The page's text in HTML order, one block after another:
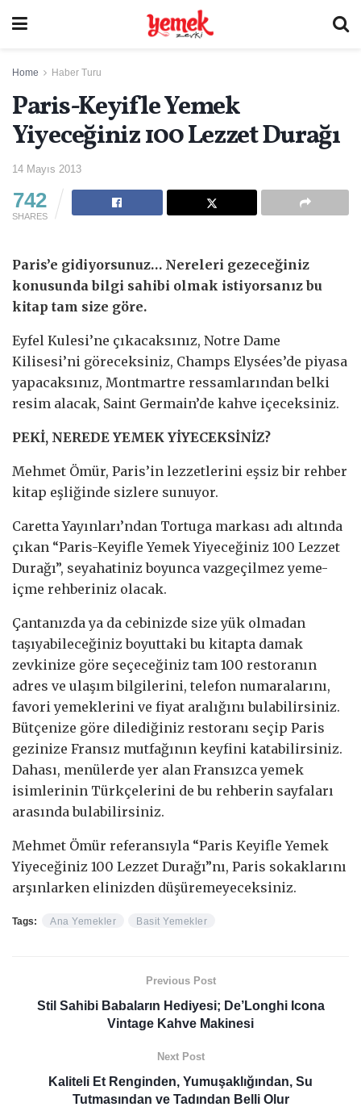
Home Haber Turu
Paris-Keyifle Yemek
Yiyeceğiniz 100 Lezzet Durağı
14 Mayıs 2013
742
SHARES
Paris’e gidiyorsunuz… Nereleri gezeceğiniz
konusunda bilgi sahibi olmak istiyorsanız bu
kitap tam size göre.
Eyfel Kulesi’ne çıkacaksınız, Notre Dame
Kilisesi’ni göreceksiniz, Champs Elysées’de piyasa
yapacaksınız, Montmartre ressamlarından belki
resim alacak, Saint Germain’de kahve içeceksiniz.
PEKİ, NEREDE YEMEK YİYECEKSİNİZ?
Mehmet Ömür, Paris’in lezzetlerini eşsiz bir rehber
kitap eşliğinde sizlere sunuyor.
Caretta Yayınları’ndan Tortuga markası adı altında
çıkan “Paris-Keyifle Yemek Yiyeceğiniz 100 Lezzet
Durağı”, seyahatiniz boyunca vazgeçilmez yeme-
içme rehberiniz olacak.
Çantanızda ya da cebinizde size yük olmadan
taşıyabileceğiniz boyuttaki bu kitapta damak
zevkinize göre seçeceğiniz tam 100 restoranın
adres ve ulaşım bilgilerini, telefon numaralarını,
favori yemeklerini ve fiyat aralığını bulabilirsiniz.
Bütçenize göre dilediğiniz restoranı seçip Paris
gezinize Fransız mutfağının keyfini katabilirsiniz.
Dahası, menülerde yer alan Fransızca yemek
isimlerinin Türkçelerini de bu rehberin sayfaları
arasında bulabilirsiniz.
Mehmet Ömür referansıyla “Paris Keyifle Yemek
Yiyeceğiniz 100 Lezzet Durağı”nı, Paris sokaklarını
arşınlarken elinizden düşüremeyeceksiniz.
Tags: Ana Yemekler Basit Yemekler
Previous Post
Stil Sahibi Babaların Hediyesi; De’Longhi Icona
Vintage Kahve Makinesi
Next Post
Kaliteli Et Renginden, Yumuşaklığından, Su
Tutmasından ve Tadından Belli Olur